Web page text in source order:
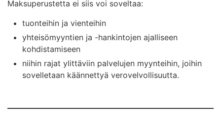
Maksuperustetta ei siis voi soveltaa:
tuonteihin ja vienteihin
yhteisömyyntien ja -hankintojen ajalliseen
kohdistamiseen
niihin rajat ylittäviin palvelujen myynteihin, joihin
sovelletaan käännettyä verovelvollisuutta.